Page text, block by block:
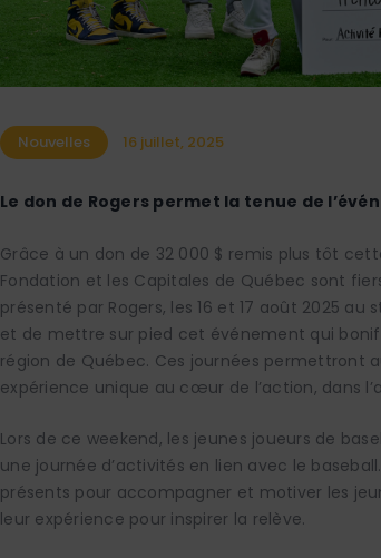
Nouvelles 16 juillet, 2025
Le don de Rogers permet la tenue de
Grâce à un don de 32 000 $ remis plus tôt
Fondation et les Capitales de Québec sont
présenté par Rogers, les 16 et 17 août 2025
et de mettre sur pied cet événement qui
région de Québec. Ces journées permettront
expérience unique au cœur de l’action, dans
Lors de ce weekend, les jeunes joueurs de
une journée d’activités en lien avec le
présents pour accompagner et motiver les
leur expérience pour inspirer la relève.